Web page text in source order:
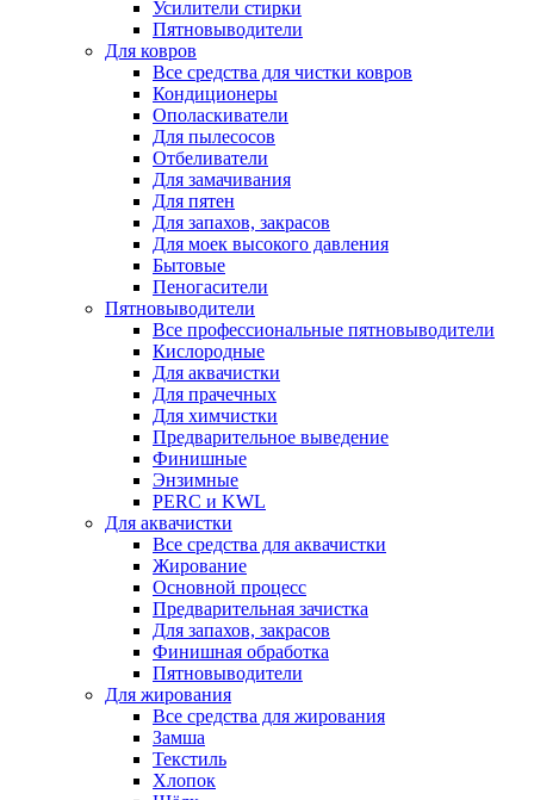
Усилители стирки
Пятновыводители
Для ковров
Все средства для чистки ковров
Кондиционеры
Ополаскиватели
Для пылесосов
Отбеливатели
Для замачивания
Для пятен
Для запахов, закрасов
Для моек высокого давления
Бытовые
Пеногасители
Пятновыводители
Все профессиональные пятновыводители
Кислородные
Для аквачистки
Для прачечных
Для химчистки
Предварительное выведение
Финишные
Энзимные
PERC и KWL
Для аквачистки
Все средства для аквачистки
Жирование
Основной процесс
Предварительная зачистка
Для запахов, закрасов
Финишная обработка
Пятновыводители
Для жирования
Все средства для жирования
Замша
Текстиль
Хлопок